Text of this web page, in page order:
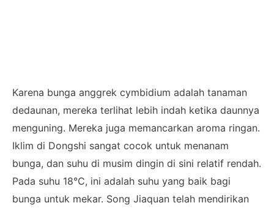
Karena bunga anggrek cymbidium adalah tanaman
dedaunan, mereka terlihat lebih indah ketika daunnya
menguning. Mereka juga memancarkan aroma ringan.
Iklim di Dongshi sangat cocok untuk menanam
bunga, dan suhu di musim dingin di sini relatif rendah.
Pada suhu 18°C, ini adalah suhu yang baik bagi
bunga untuk mekar. Song Jiaquan telah mendirikan